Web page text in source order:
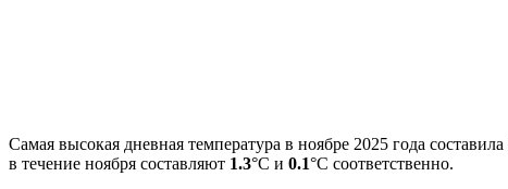
Самая высокая дневная температура в ноябре 2025 года составила
в течение ноября составляют 1.3°С и 0.1°С соответственно.